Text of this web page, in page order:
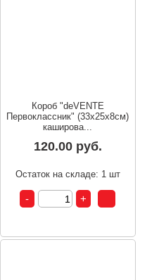
Короб "deVENTE
Первоклассник" (33х25х8см)
каширова...
120.00 руб.
Остаток на складе: 1 шт